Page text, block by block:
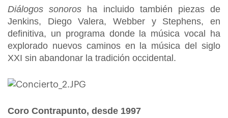
Diálogos sonoros ha incluido también piezas de
Jenkins, Diego Valera, Webber y Stephens, en
definitiva, un programa donde la música vocal ha
explorado nuevos caminos en la música del siglo
XXI sin abandonar la tradición occidental.
Coro Contrapunto, desde 1997